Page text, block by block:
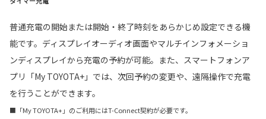
普通充電の開始または開始・終了時刻をあらかじめ設定できる機
能です。ディスプレイオーディオ画面やマルチインフォメーショ
ンディスプレイから充電の予約が可能。また、スマートフォンア
プリ「My TOYOTA+」では、次回予約の変更や、遠隔操作で充電
を行うことができます。
■「My TOYOTA+」のご利用にはT-Connect契約が必要です。